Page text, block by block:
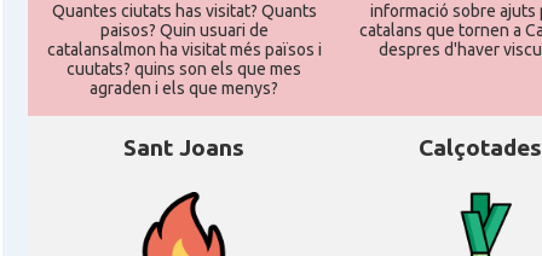
Quantes ciutats has visitat? Quants
paisos? Quin usuari de
catalansalmon ha visitat més països i
cuutats? quins son els que mes
agraden i els que menys?
informació sobre ajuts
catalans que tornen a
despres d'haver
Sant Joans Calçotades